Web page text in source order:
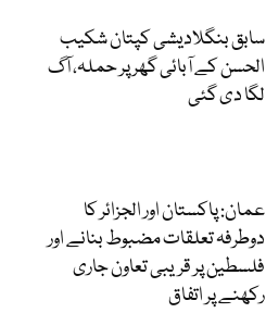
سابق بنگلادیشی کپتان شکیب
الحسن کے آبائی گھر پر حملہ، آگ
لگا دی گئی
عمان: پاکستان اور الجزائر کا
دوطرفہ تعلقات مضبوط بنانے اور
فلسطین پر قریبی تعاون جاری
رکھنے پر اتفاق